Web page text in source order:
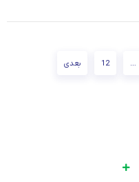
…
12 بعدی